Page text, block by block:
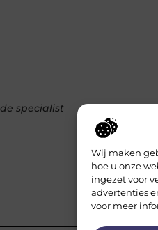
Wij maken
hoe u onze
ingezet voor
advertenties
voor meer
specialist